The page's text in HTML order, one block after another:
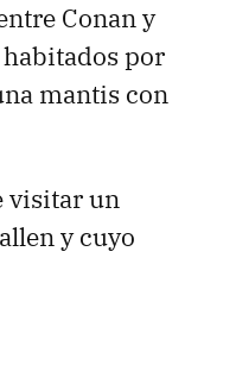
Conan y
por
mantis con
visitar un
y cuyo